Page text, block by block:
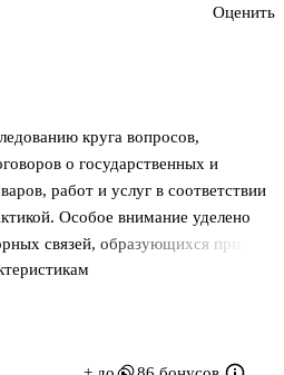
круга вопросов,
о государственных и
работ и услуг в соответствии
Особое внимание уделено
связей, образующихся при
и муниципальных
Федерации и зарубежных стран,
Оценить